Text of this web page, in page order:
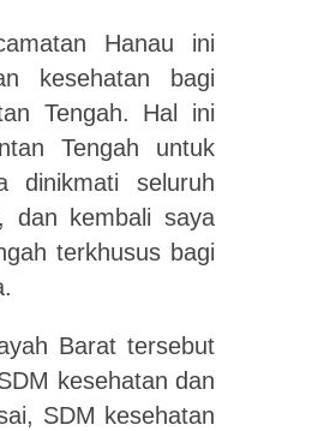
Hanau ini
kesehatan bagi
Tengah. Hal ini
Tengah untuk
dinikmati seluruh
dan kembali saya
terkhusus bagi
Barat tersebut
kesehatan dan
SDM kesehatan